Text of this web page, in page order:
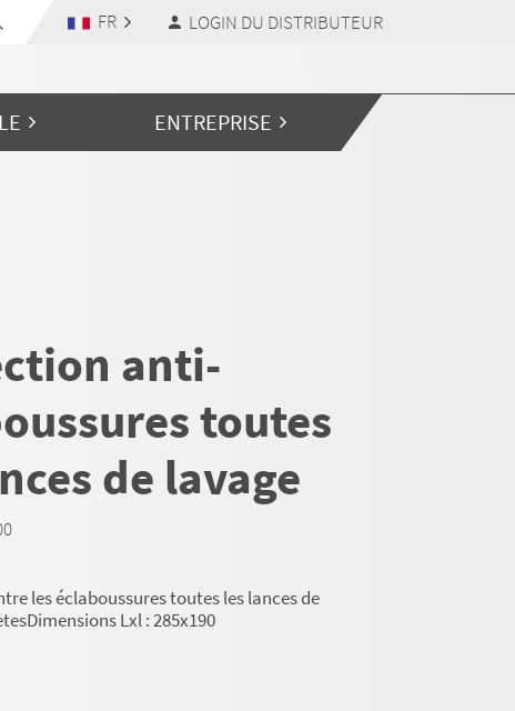
FR LOGIN DU DISTRIBUTEUR
ENTREPRISE
anti-
toutes
de lavage
les éclaboussures toutes les lances de
Lxl : 285x190